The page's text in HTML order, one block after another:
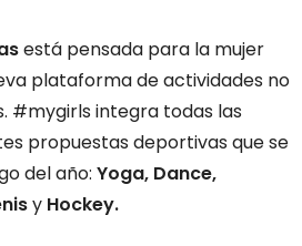
está pensada para la mujer
plataforma de actividades no
#mygirls integra todas las
propuestas deportivas que se
del año: Yoga, Dance,
y Hockey.